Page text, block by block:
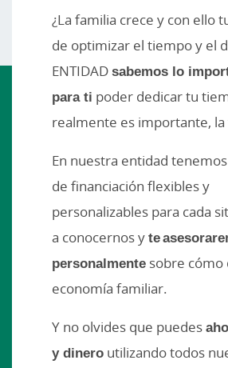
¿La familia crece y con ello
de optimizar el tiempo y el
ENTIDADsabemos lo
para ti poder dedicar tu
realmente es importante, la
En nuestra entidad
de financiación flexibles y
personalizables para cada
a conocernos yte
personalmente sobre cómo
economía familiar.
Y no olvides que puedes
y dinero utilizando todos